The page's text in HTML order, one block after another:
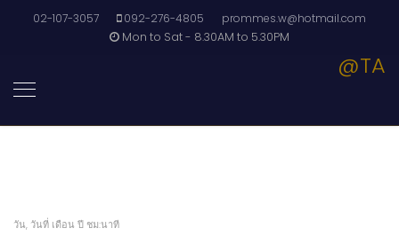
02-107-3057 092-276-4805
prommes.w@hotmail.com
Mon to Sat - 8.30AM to 5.30PM
@TA
วัน, วันที่ เดือน ปี ชม:นาที